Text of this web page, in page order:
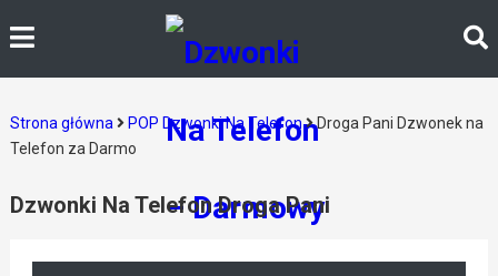
Strona główna POP Dzwonki Na Telefon
Droga Pani Dzwonek na
Telefon za Darmo
Dzwonki Na Telefon Droga Pani